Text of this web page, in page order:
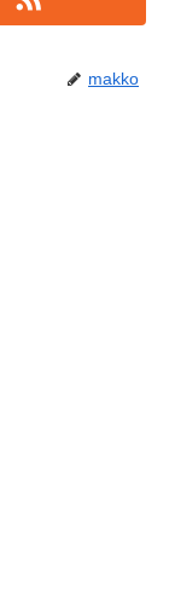
makko